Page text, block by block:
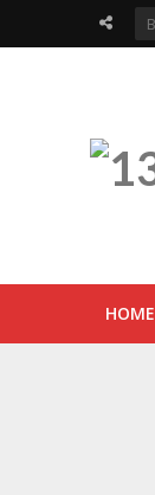
HOME